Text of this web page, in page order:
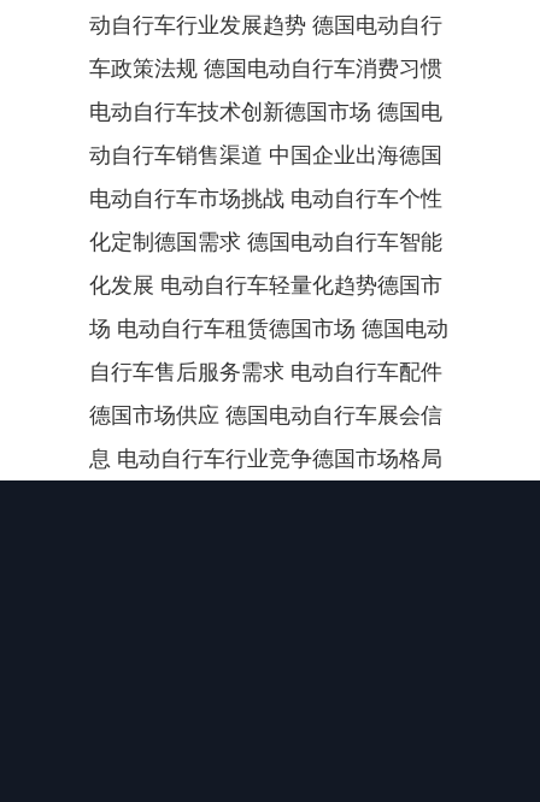
动自行车行业发展趋势 德国电动自行
车政策法规 德国电动自行车消费习惯
电动自行车技术创新德国市场 德国电
动自行车销售渠道 中国企业出海德国
电动自行车市场挑战 电动自行车个性
化定制德国需求 德国电动自行车智能
化发展 电动自行车轻量化趋势德国市
场 电动自行车租赁德国市场 德国电动
自行车售后服务需求 电动自行车配件
德国市场供应 德国电动自行车展会信
息 电动自行车行业竞争德国市场格局